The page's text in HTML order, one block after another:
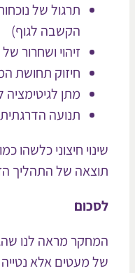
תרגול של נוכחות
הקשבה לגוף)
זיהוי ושחרור של
חיזוק תחושת
מתן לגיטימציה לרצון
תנועה הדרגתית ולא
חיצוני כלשהו כמו
של התהליך הזה
מראה לנו שהגשמה
מעטים אלא נטייה